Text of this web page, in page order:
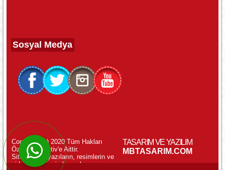
WhatsApp ile Online Destek!
Sosyal Medya
Copyright (c) 2020 Tüm Hakları
Özkar Otomotiv'e Aittir.
Sitemizdeki yazıların, resimlerin ve
videoların izinsiz kopyalanması
TASARIM VE YAZILIM
MBTASARIM.COM